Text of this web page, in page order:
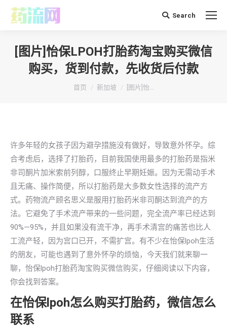
搜 Search
[图片]怡保LPOH打胎药淘宝购买微信
购买，货到付款，先收货后付款
你在这里：
首页 新加坡 [图片]怡…
许多年轻的女孩子因为避孕措施没有做好，导致意外怀孕。综
合考虑后，选择了打胎药，目前我国使用最多的打胎药是指米
非司酮片加米索前列醇，口服终止早期妊娠。因为无需动手术
且无痛、操作简便，所以打胎药是大多数女性选择的流产方
式。药物流产顾名思义是服用打胎药米非司酮达到流产的方
法。它避免了手术流产带来的一些问题，完全流产率已经达到
90%—95%，并且如果没有流干净，再手术清宫的痛苦也比人
工流产轻，因为宫口已开，不需扩宫。有不少在怡保lpoh生活
的朋友，可能也遇到了意外怀孕的烦恼，今天我们就来聊一
聊，怡保lpoh打胎药淘宝购买微信购买，仔细阅读以下内容，
你会找到答案。
在怡保lpoh怎么购买打胎药，微信怎么
联系